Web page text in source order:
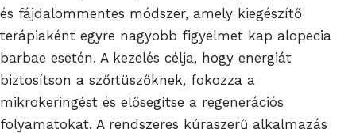
és fájdalommentes módszer, amely kiegészítő
terápiaként egyre nagyobb figyelmet kap alopecia
barbae esetén. A kezelés célja, hogy energiát
biztosítson a szőrtüszőknek, fokozza a
mikrokeringést és elősegítse a regenerációs
folyamatokat. A rendszeres kúraszerű alkalmazás